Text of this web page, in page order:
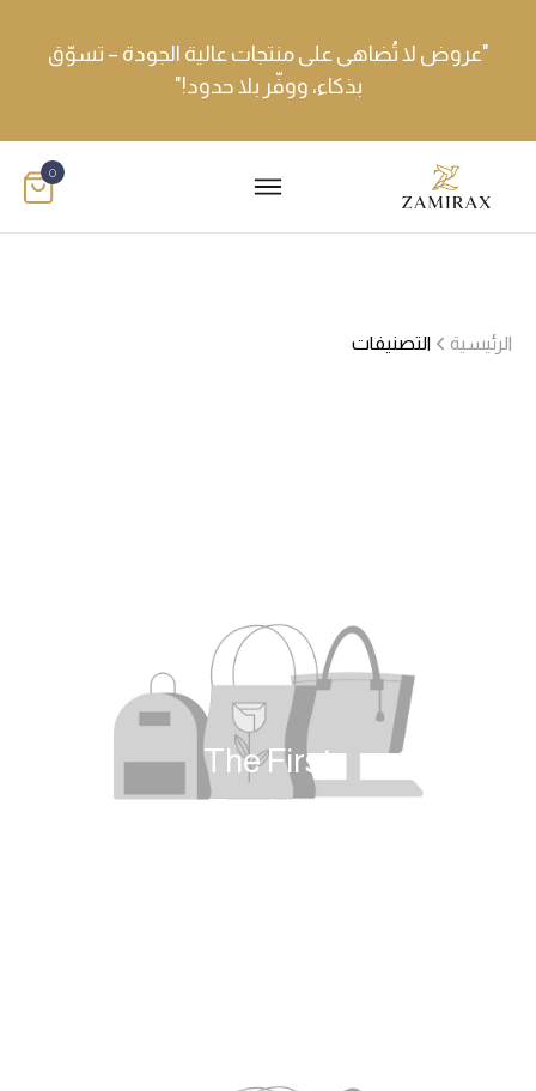
"عروض لا تُضاهى على منتجات عالية الجودة – تسوّق
بذكاء، ووفّر بلا حدود!"
0
الرئيسية التصنيفات
The First
Ranking